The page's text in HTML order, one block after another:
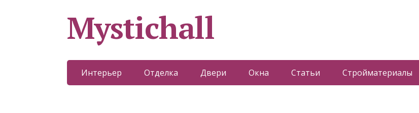
Mystichall
Интерьер Отделка Двери Окна Статьи Стройматериалы